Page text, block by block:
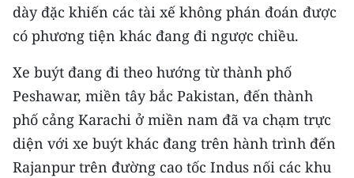
54 DÂN TỘC VIỆT NAM
MỘT SẢN PHẨM
RADIO
MEDIA CENTER
dày đặc khiến các tài xế không phán đoán được
có phương tiện khác đang đi ngược chiều.
Xe buýt đang đi theo hướng từ thành phố
Peshawar, miền tây bắc Pakistan, đến thành
phố cảng Karachi ở miền nam đã va chạm trực
diện với xe buýt khác đang trên hành trình đến
Rajanpur trên đường cao tốc Indus nối các khu